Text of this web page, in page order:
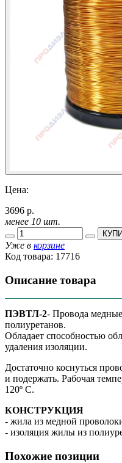
Цена:
3696 р.
менее 10 шт.
Уже в корзине
Код товара: 17716
Описание товара
ПЭВТЛ-2- Провода
полиуретанов.
Обладает способностью
удаления изоляции.
Достаточно коснуться
и подержать. Рабочая
120º C.
КОНСТРУКЦИЯ
- жила из медной
- изоляция жилы из
Похожие позиции